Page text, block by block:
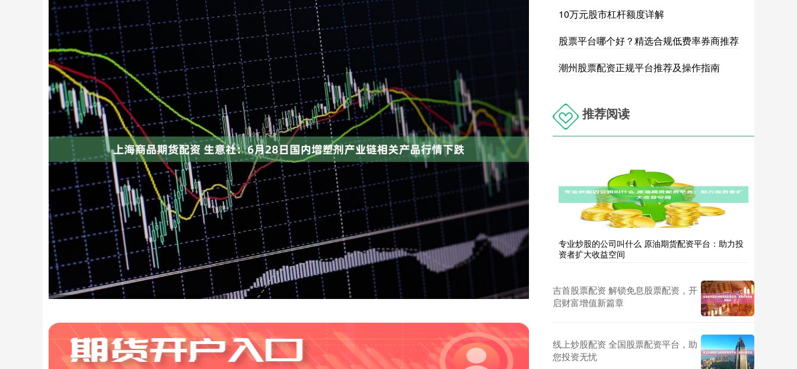
10万元股市杠杆额度详解
股票平台哪个好？精选合规低费率券商推荐
潮州股票配资正规平台推荐及操作指南
推荐阅读
专业炒股的公司叫什么 原油期货配资平台：助力投
资者扩大收益空间
吉首股票配资 解锁免息股票配资，开
启财富增值新篇章
线上炒股配资 全国股票配资平台，助
您投资无忧